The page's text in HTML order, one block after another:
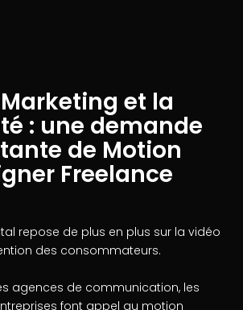
Marketing et la
: une demande
de Motion
Freelance
repose de plus en plus sur la vidéo
des consommateurs.
agences de communication, les
font appel au motion